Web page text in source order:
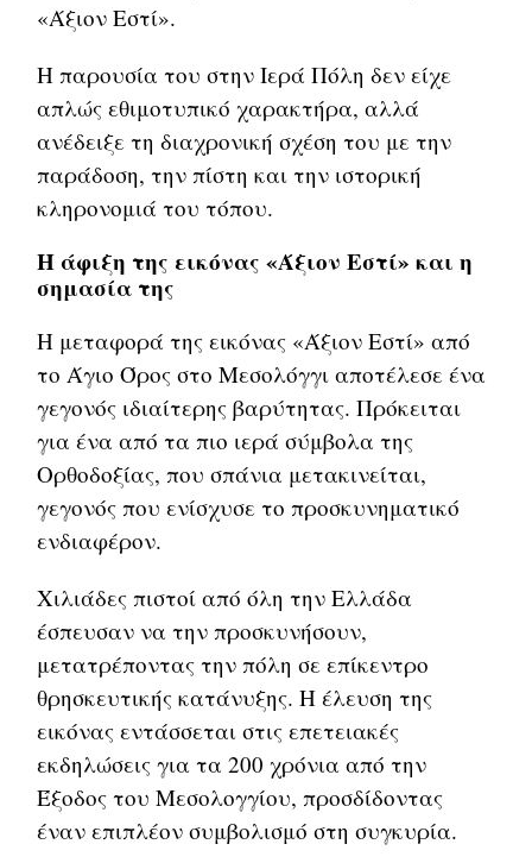
«Άξιον Εστί».
Η παρουσία του στην Ιερά Πόλη δεν είχε
απλώς εθιμοτυπικό χαρακτήρα, αλλά
ανέδειξε τη διαχρονική σχέση του με την
παράδοση, την πίστη και την ιστορική
κληρονομιά του τόπου.
Η άφιξη της εικόνας «Άξιον Εστί» και η
σημασία της
Η μεταφορά της εικόνας «Άξιον Εστί» από
το Άγιο Όρος στο Μεσολόγγι αποτέλεσε ένα
γεγονός ιδιαίτερης βαρύτητας. Πρόκειται
για ένα από τα πιο ιερά σύμβολα της
Ορθοδοξίας, που σπάνια μετακινείται,
γεγονός που ενίσχυσε το προσκυνηματικό
ενδιαφέρον.
Χιλιάδες πιστοί από όλη την Ελλάδα
έσπευσαν να την προσκυνήσουν,
μετατρέποντας την πόλη σε επίκεντρο
θρησκευτικής κατάνυξης. Η έλευση της
εικόνας εντάσσεται στις επετειακές
εκδηλώσεις για τα 200 χρόνια από την
Έξοδος του Μεσολογγίου, προσδίδοντας
έναν επιπλέον συμβολισμό στη συγκυρία.